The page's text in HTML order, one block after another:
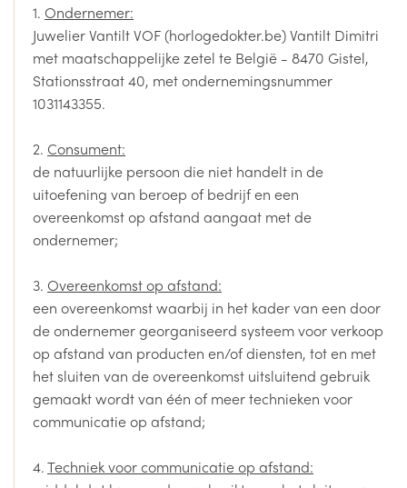
1. Ondernemer:
Juwelier Vantilt VOF (horlogedokter.be) Vantilt Dimitri
met maatschappelijke zetel te België - 8470 Gistel,
Stationsstraat 40, met ondernemingsnummer
1031143355.
2. Consument:
de natuurlijke persoon die niet handelt in de
uitoefening van beroep of bedrijf en een
overeenkomst op afstand aangaat met de
ondernemer;
3. Overeenkomst op afstand:
een overeenkomst waarbij in het kader van een door
de ondernemer georganiseerd systeem voor verkoop
op afstand van producten en/of diensten, tot en met
het sluiten van de overeenkomst uitsluitend gebruik
gemaakt wordt van één of meer technieken voor
communicatie op afstand;
4.Techniek voor communicatie op afstand: